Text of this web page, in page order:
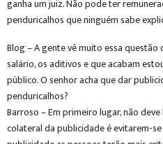
ganha um juiz. Não pode ter
penduricalhos que ninguém sabe
Blog – A gente vê muito essa
salário, os aditivos e que acabam
público. O senhor acha que dar
penduricalhos?
Barroso – Em primeiro lugar, não
colateral da publicidade é evitarem-